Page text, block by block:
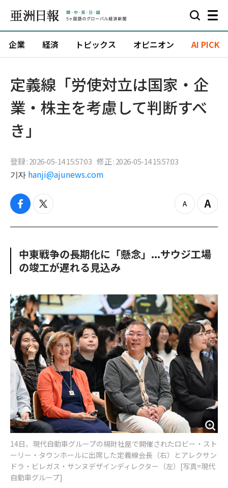
企業 経済 トピックス オピニオン AI PICK
定義線「労使対立は国家・企
業・株主を考慮して判断すべ
き」
登録 : 2026-05-14 15:57:03 修正 : 2026-05-14 15:57:03
기자 hanji@ajunews.com
f
c
o
o
t
i
e
r
z
o
u
Z
o
n
中東戦争の長期化に「懸念」...サウジ工場
の竣工が遅れる見込み
14日、現代自動車グループの楊財社屋で開催されたロビー・スト
ーリー・タウンホールに出席した定義線会長（右）とアレクサン
ドラ・ビレガス・サンヌデザインディレクター（左）[写真=現代
自動車グループ]